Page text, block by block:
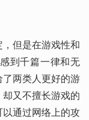
，但是在游戏性和
到千篇一律和无
两类人更好的游
又不擅长游戏的
通过网络上的攻